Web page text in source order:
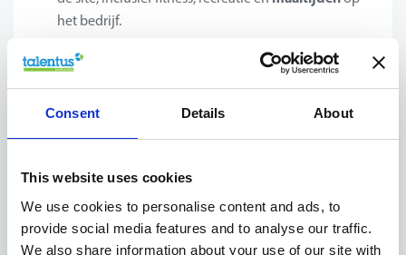
Consent Details About
This website uses cookies
We use cookies to personalise content and ads, to
provide social media features and to analyse our traffic.
We also share information about your use of our site with
het bedrijf.
Jouw profiel
procurement, senior purchasing of een gelijkaardige
aankoopfunctie;